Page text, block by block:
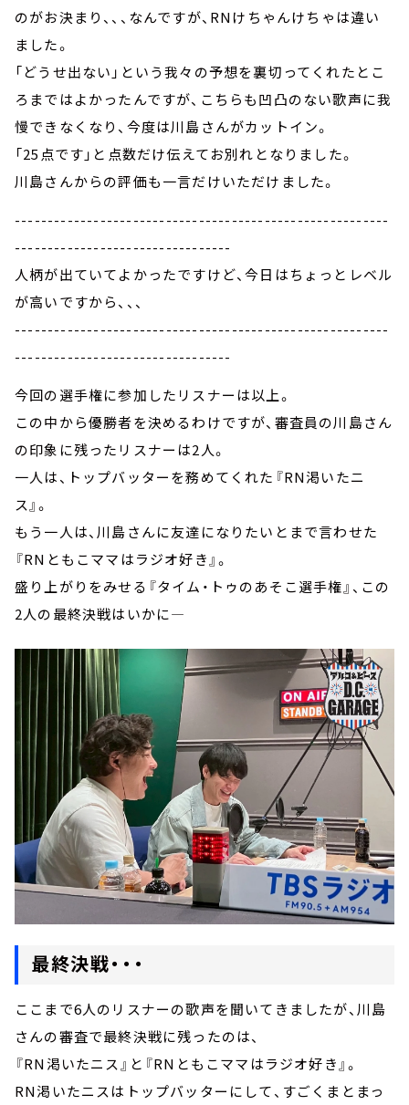
のがお決まり、、、なんですが、RNけちゃんけちゃは違い
ました。
「どうせ出ない」という我々の予想を裏切ってくれたとこ
ろまではよかったんですが、こちらも凹凸のない歌声に我
慢できなくなり、今度は川島さんがカットイン。
「25点です」と点数だけ伝えてお別れとなりました。
川島さんからの評価も一言だけいただけました。
---------------------------------------------------------
---------------------------------
人柄が出ていてよかったですけど、今日はちょっとレベル
が高いですから、、、
---------------------------------------------------------
---------------------------------
今回の選手権に参加したリスナーは以上。
この中から優勝者を決めるわけですが、審査員の川島さん
の印象に残ったリスナーは2人。
一人は、トップバッターを務めてくれた『RN渇いたニ
ス』。
もう一人は、川島さんに友達になりたいとまで言わせた
『RNともこママはラジオ好き』。
盛り上がりをみせる『タイム・トゥのあそこ選手権』、この
2人の最終決戦はいかに—――
最終決戦・・・
ここまで6人のリスナーの歌声を聞いてきましたが、川島
さんの審査で最終決戦に残ったのは、
『RN渇いたニス』と『RNともこママはラジオ好き』。
RN渇いたニスはトップバッターにして、すごくまとまっ